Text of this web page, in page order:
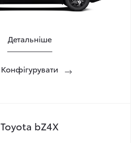
Детальніше
Конфігурувати
Toyota bZ4X